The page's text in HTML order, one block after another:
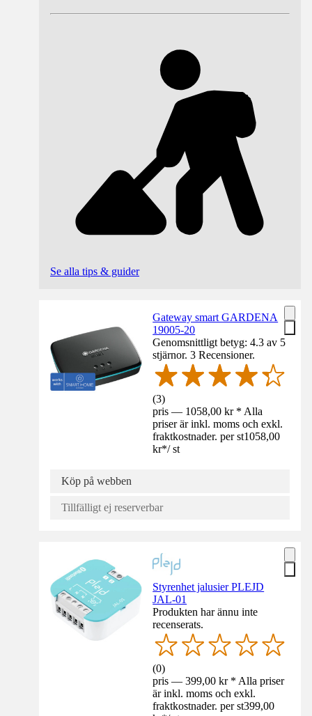
Se alla tips & guider
Gateway smart GARDENA
19005-20
Genomsnittligt betyg: 4.3 av 5
stjärnor. 3 Recensioner.
(3)
pris — 1058,00 kr * Alla
priser är inkl. moms och exkl.
fraktkostnader. per st1058,00
kr*/ st
Köp på webben
Tillfälligt ej reserverbar
Styrenhet jalusier PLEJD
JAL-01
Produkten har ännu inte
recenserats.
(0)
pris — 399,00 kr * Alla priser
är inkl. moms och exkl.
fraktkostnader. per st399,00